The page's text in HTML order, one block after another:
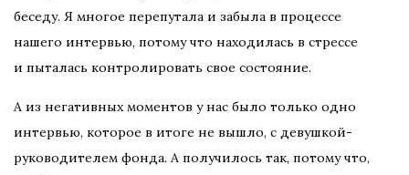
беседу. Я многое перепутала и забыла в процессе
нашего интервью, потому что находилась в стрессе
и пыталась контролировать свое состояние.
А из негативных моментов у нас было только одно
интервью, которое в итоге не вышло, с девушкой-
руководителем фонда. А получилось так, потому что,